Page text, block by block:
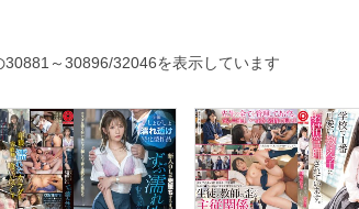
30881～30896/32046を表示しています
い
順